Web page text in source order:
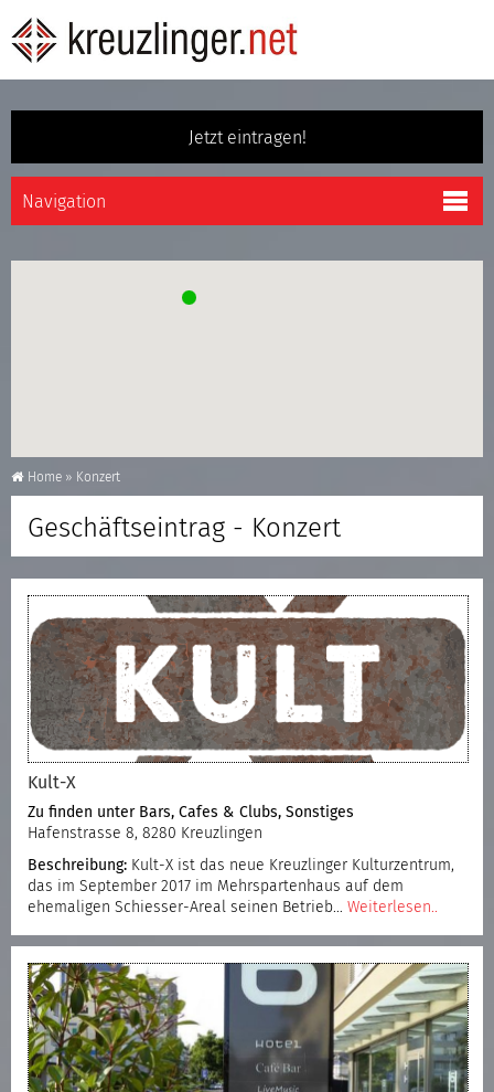
Jetzt eintragen!
Home » Konzert
Geschäftseintrag - Konzert
Kult-X
Zu finden unter Bars, Cafes & Clubs, Sonstiges
Hafenstrasse 8, 8280 Kreuzlingen
Beschreibung: Kult-X ist das neue Kreuzlinger Kulturzentrum,
das im September 2017 im Mehrspartenhaus auf dem
ehemaligen Schiesser-Areal seinen Betrieb… Weiterlesen..